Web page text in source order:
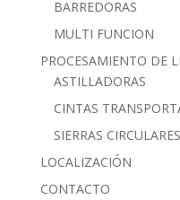
BARREDORAS
MULTI FUNCION
PROCESAMIENTO DE
ASTILLADORAS
CINTAS
SIERRAS CIRCULARES
LOCALIZACIÓN
CONTACTO